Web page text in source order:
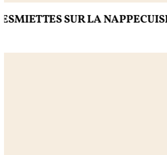
SUR LA NAPPECUISINE